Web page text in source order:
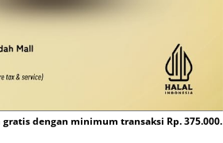
dengan minimum transaksi Rp. 375.000.